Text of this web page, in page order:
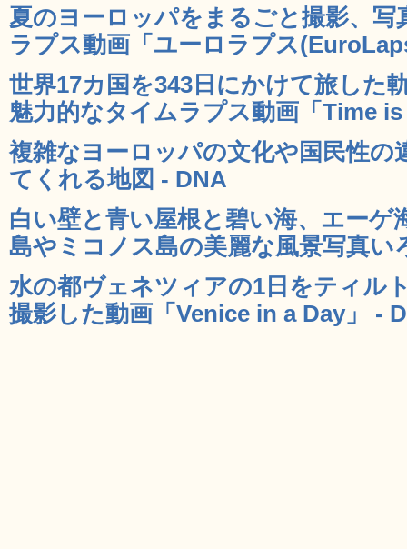
夏のヨーロッパをまるごと撮影、写
ラプス動画「ユーロラプス
世界17カ国を343日にかけて旅した
魅力的なタイムラプス動画「Time
複雑なヨーロッパの文化や国民性の
てくれる地図 - DNA
白い壁と青い屋根と碧い海、エーゲ
島やミコノス島の美麗な風景写真い
水の都ヴェネツィアの1日をティル
撮影した動画「Venice in a Day」 -